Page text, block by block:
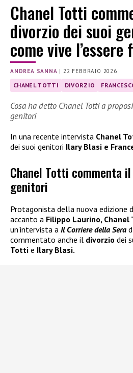
Chanel Totti
divorzio dei suoi
come vive l’essere
ANDREA SANNA |22 FEBBRAIO 2026
CHANEL TOTTI DIVORZIO
Cosa ha detto Chanel Totti a
genitori
In una recente intervista Chanel
dei suoi genitori Ilary Blasi e
Chanel Totti commenta
genitori
Protagonista della nuova edizione
accanto a Filippo Laurino, Chanel
un’intervista a Il Corriere della Sera
commentato anche il divorzio dei
Totti e Ilary Blasi.